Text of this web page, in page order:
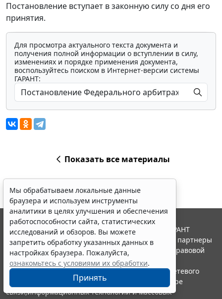
Постановление вступает в законную силу со дня его
принятия.
Для просмотра актуального текста документа и
получения полной информации о вступлении в силу,
изменениях и порядке применения документа,
воспользуйтесь поиском в Интернет-версии системы
ГАРАНТ:
Показать все материалы
Мы обрабатываем локальные данные
браузера и используем инструменты
аналитики в целях улучшения и обеспечения
работоспособности сайта, статистических
исследований и обзоров. Вы можете
запретить обработку указанных данных в
настройках браузера. Пожалуйста,
ознакомьтесь с условиями их обработки.
Принять
© ООО "НПП "ГАРАНТ-СЕРВИС", 2026. Система ГАРАНТ
выпускается с 1990 года. Компания "Гарант" и ее партнеры
являются участниками Российской ассоциации правовой
информации ГАРАНТ.
Портал ГАРАНТ.РУ зарегистрирован в качестве сетевого
издания Федеральной службой по надзору в сфере
связи,информационных технологий и массовых